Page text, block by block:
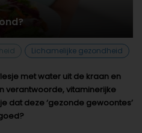
Lichamelijke gezondheid
met water uit de kraan en
verantwoorde, vitaminerijke
dat deze ‘gezonde gewoontes’